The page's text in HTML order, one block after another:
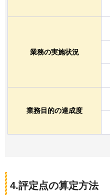
業務の実施状況
業務目的の達成度
4.評定点の算定方法